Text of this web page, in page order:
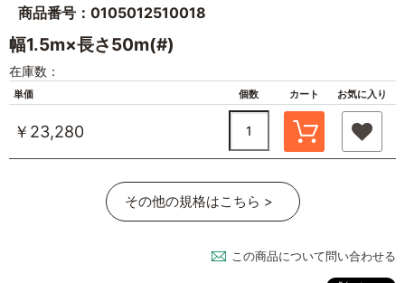
商品番号：0105012510018
幅1.5m×長さ50m(#)
在庫数：
単価 個数 カート お気に入り
￥23,280
その他の規格はこちら >
この商品について問い合わせる